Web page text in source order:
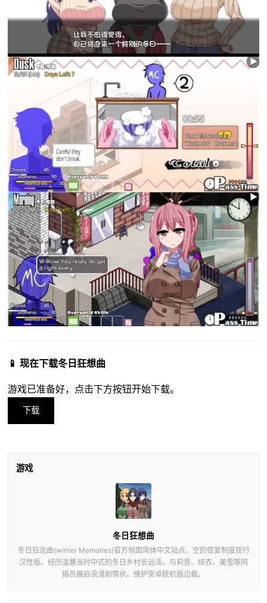
📱 现在下载冬日狂想曲
游戏已准备好，点击下方按钮开始下载。
下载
游戏
冬日狂想曲
冬日狂念曲(winter Memories)官方侧面简体中文站点，空的偿复制度现行
汉性版。经历温馨当时中式的冬日乡村长远活，与莉音、结衣、美雪等同
搞员展启浪漫剧情状。维护安卓肢机版边载。